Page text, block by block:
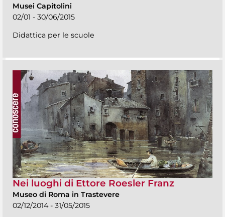
Musei Capitolini
02/01 - 30/06/2015
Didattica per le scuole
Nei luoghi di Ettore Roesler Franz
Museo di Roma in Trastevere
02/12/2014 - 31/05/2015